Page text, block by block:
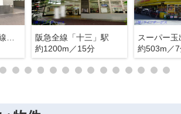
大阪メトロ御堂筋線「西中島南方」駅
阪急全線「十三」駅
約1200m／15分
スーパー玉
約503m／